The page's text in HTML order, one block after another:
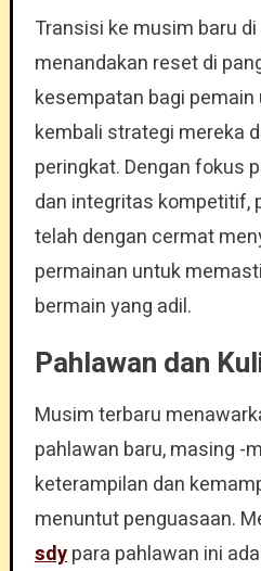
Transisi ke musim baru
menandakan reset di
kesempatan bagi
kembali strategi mereka
peringkat. Dengan fokus
dan integritas kompetitif,
telah dengan cermat
permainan untuk
bermain yang adil.
Pahlawan dan
Musim terbaru
pahlawan baru, masing -
keterampilan dan
menuntut penguasaan.
sdypara pahlawan ini